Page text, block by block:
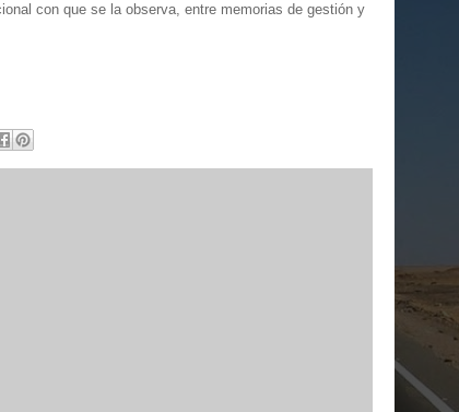
con que se la observa, entre memorias de gestión y